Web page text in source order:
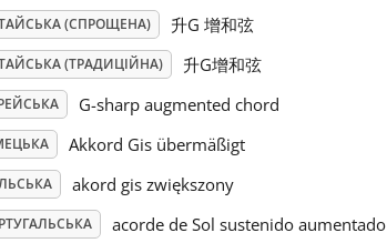
(СПРОЩЕНА) 升G 增和弦
(ТРАДИЦІЙНА) 升G增和弦
G-sharp augmented chord
Akkord Gis übermäßigt
akord gis zwiększony
acorde de Sol sustenido aumentado